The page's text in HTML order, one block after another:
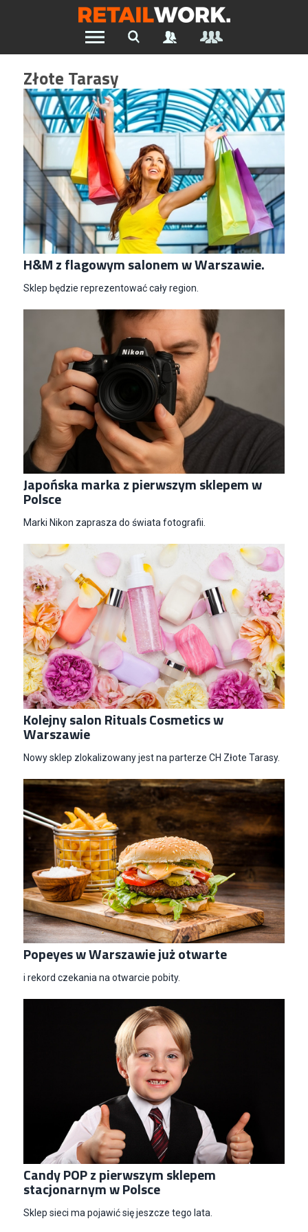
Znajdź pracę w branży Retail &
Ecommerce
Szukaj oferty pracy:
Chcesz być na bieżąco z najnowszymi ofertami w branży.
Załóż konto
Złote Tarasy
Wszystkie Artykuły
H&M z flagowym salonem w Warszawie.
Sklep będzie reprezentować cały region.
Japońska marka z pierwszym sklepem w
Polsce
Marki Nikon zaprasza do świata fotografii.
Kolejny salon Rituals Cosmetics w
Warszawie
Nowy sklep zlokalizowany jest na parterze CH Złote Tarasy.
Popeyes w Warszawie już otwarte
i rekord czekania na otwarcie pobity.
Candy POP z pierwszym sklepem
stacjonarnym w Polsce
Sklep sieci ma pojawić się jeszcze tego lata.
Specjalista/tka ds. Utrzymania Ruchu
W.Kruk
Key Account Manager Meble
Młodszy Specjalista ds. Sprzedaży B2B (K/M/N)
Euro-net Sp. z o.o.
Warszawa
Key Account Manager
Puccini
Skarbimierzyce
Content Creator (m/k)